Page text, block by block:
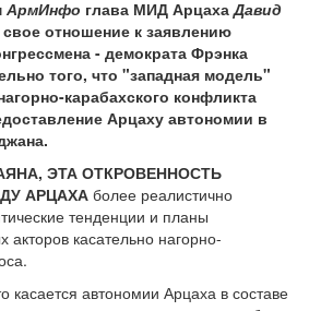
АрмИнфо глава МИД АрцахаДавид
отношение к заявлению
- демократа Фрэнка
того, что "западная модель"
карабахского конфликта
Арцаху автономии в
ЭТА ОТКРОВЕННОСТЬ
АРЦАХА более реалистично
тенденции и планы
акторов касательно нагорно-
касается автономии Арцаха в составе